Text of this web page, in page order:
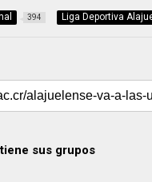
394 Liga Deportiva
sus grupos